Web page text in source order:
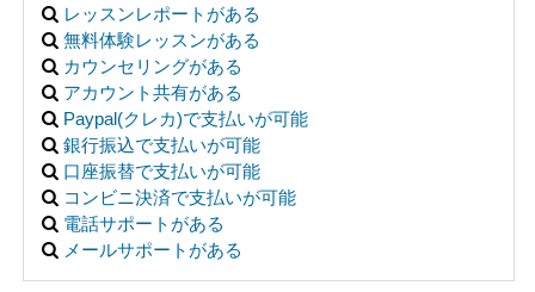
レッスンレポートがある
無料体験レッスンがある
カウンセリングがある
アカウント共有がある
Paypal(クレカ)で支払いが可能
銀行振込で支払いが可能
口座振替で支払いが可能
コンビニ決済で支払いが可能
電話サポートがある
メールサポートがある